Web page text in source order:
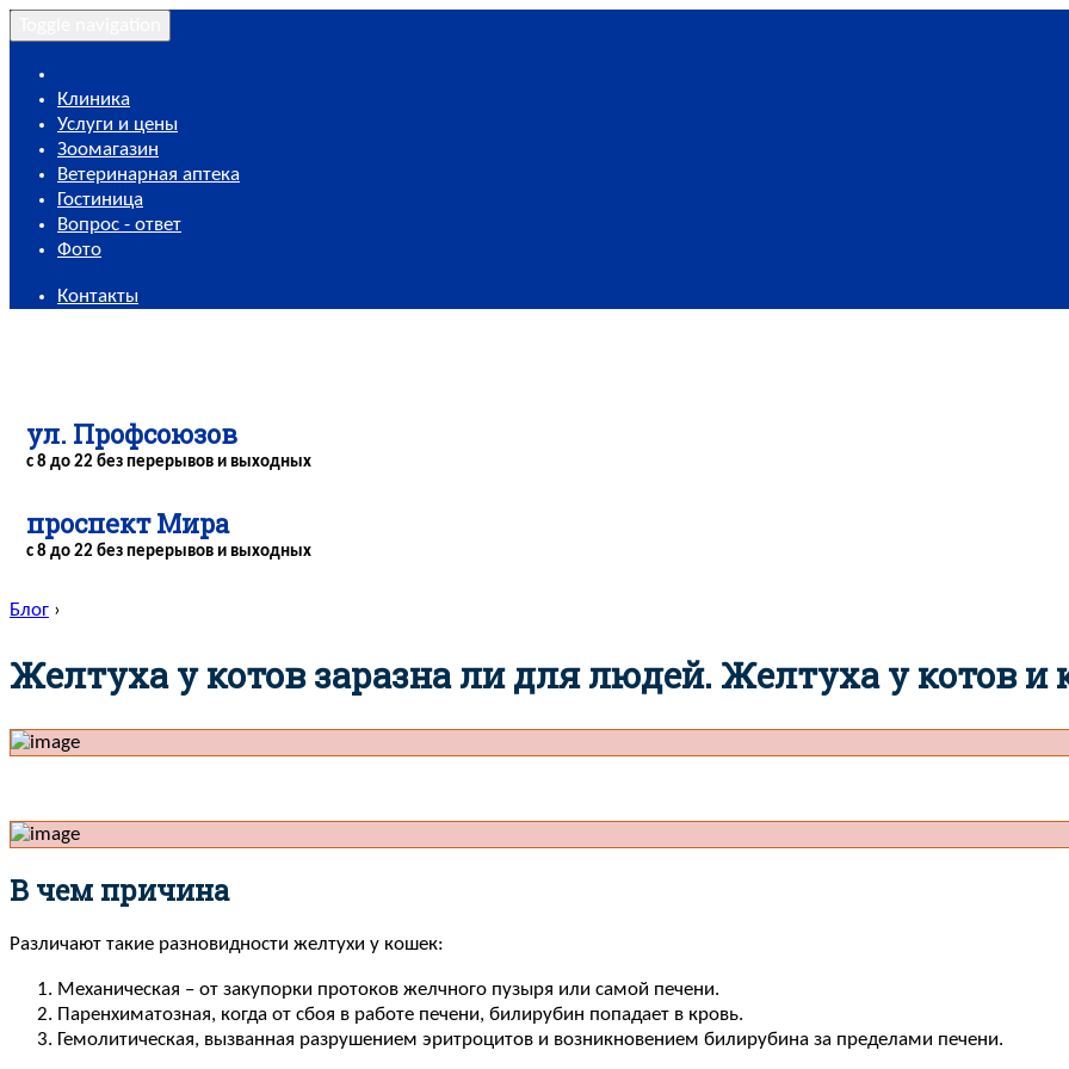
Клиника
Услуги и цены
Зоомагазин
Ветеринарная аптека
Гостиница
Вопрос - ответ
Фото
Контакты
ул. Профсоюзов
с 8 до 22 без перерывов и выходных
проспект Мира
с 8 до 22 без перерывов и выходных
Блог ›
Желтуха у котов заразна ли для людей. Желтуха у котов и
В чем причина
Различают такие разновидности желтухи у кошек:
Механическая – от закупорки протоков желчного пузыря или самой печени.
Паренхиматозная, когда от сбоя в работе печени, билирубин попадает в кровь.
Гемолитическая, вызванная разрушением эритроцитов и возникновением билирубина за пределами печени.